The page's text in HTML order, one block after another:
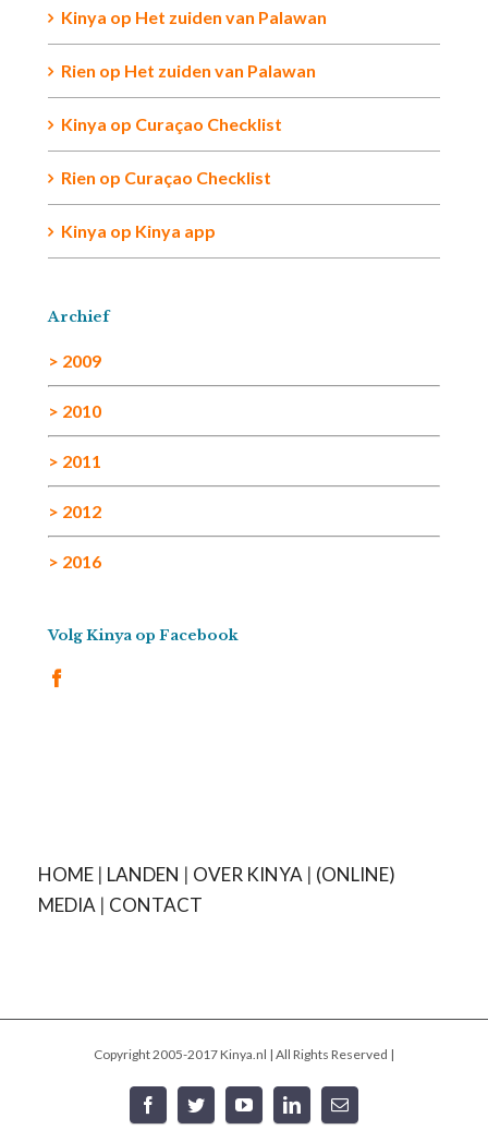
Kinya op Het zuiden van Palawan
Rien op Het zuiden van Palawan
Kinya op Curaçao Checklist
Rien op Curaçao Checklist
Kinya op Kinya app
Archief
> 2009
> 2010
> 2011
> 2012
> 2016
Volg Kinya op Facebook
HOME| LANDEN | OVER KINYA | (ONLINE)
MEDIA | CONTACT
Copyright 2005-2017 Kinya.nl | All Rights Reserved |